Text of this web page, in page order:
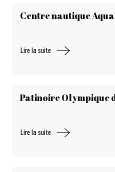
Centre nautique
Lire la suite
Patinoire Olympique
Lire la suite